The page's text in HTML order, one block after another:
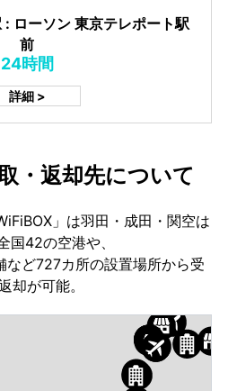
ローソン 東京テレポート駅
前
24時間
詳細 >
・返却先について
」は羽田・成田・関空は
国42の空港や、
など727カ所の設置場所から受
却が可能。